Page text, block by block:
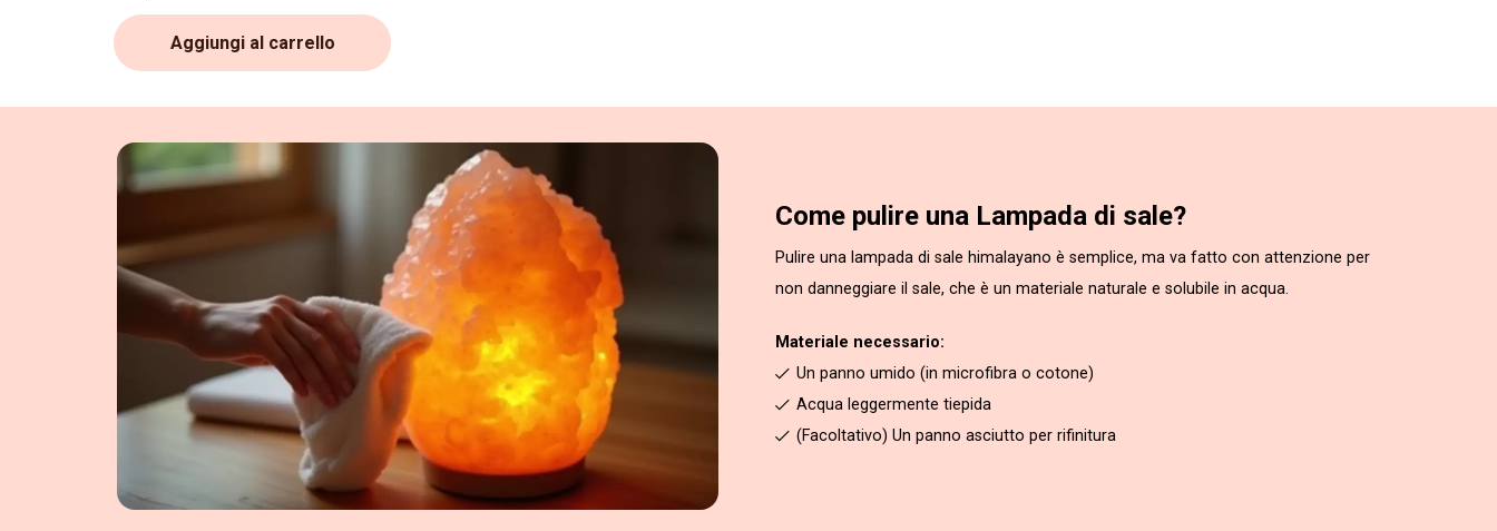
Aggiungi al carrello
Come pulire una Lampada di sale?
Pulire una lampada di sale himalayano è semplice, ma va fatto con attenzione per
non danneggiare il sale, che è un materiale naturale e solubile in acqua.
Materiale necessario:
Un panno umido (in microfibra o cotone)
Acqua leggermente tiepida
(Facoltativo) Un panno asciutto per rifinitura